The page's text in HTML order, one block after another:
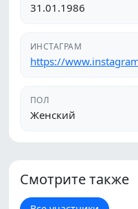
31.01.1986
ИНСТАГРАМ
https://
ПОЛ
Женский
Смотрите также